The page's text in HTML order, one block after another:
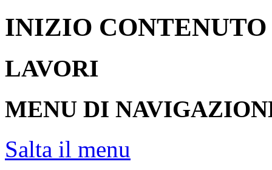
INIZIO CONTENUTO
LAVORI
MENU DI
Salta il menu